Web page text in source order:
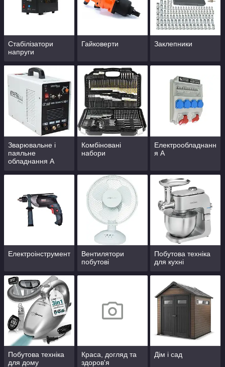
Стабілізатори
напруги
Гайковерти Заклепники
Зварювальне і
паяльне
обладнання А
Комбіновані
набори
Електрообладнанн
я А
Електроінструмент
Вентилятори
побутові
Побутова техніка
для кухні
Побутова техніка
для дому
Краса, догляд та
здоров'я
Дім і сад